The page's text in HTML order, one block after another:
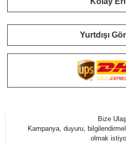
Yurtdışı
Bize
Kampanya, duyuru,
olmak